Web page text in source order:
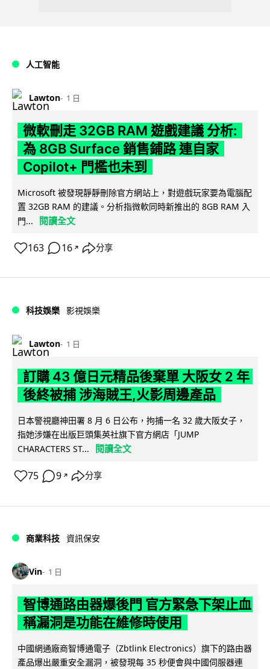
人工智能
Lawton 1 日
微軟刪走 32GB RAM 遊戲建議 分析:
為 8GB Surface 銷售鋪路 連自家
Copilot+ 門檻也未到
Microsoft 被發現靜靜刪除官方網站上，對遊戲玩家要為電腦配
置 32GB RAM 的建議。分析指微軟同時新推出的 8GB RAM 入
門...
閱讀全文
163 16 ↗ 分享
科技娛樂 影視娛樂
Lawton 1 日
訂購 43 億日元精品後棄單 大阪女 2 年
後終被捕 涉海賊王,火影周邊產品
日本警視廳神田署 8 月 6 日公布，拘捕一名 32 歲大阪女子，
指她涉嫌在出版巨頭集英社旗下官方網店「JUMP
CHARACTERS ST...
閱讀全文
75 9 ↗ 分享
商業科技 資訊保安
Vin 1 日
智博通路由器爆後門 官方緊急下架止血
稱漏洞是功能在維修時使用
中國網通廠商智博通電子（Zbtlink Electronics）旗下的路由器
產品爆出嚴重安全漏洞，被發現每 35 秒便會與中國伺服器連